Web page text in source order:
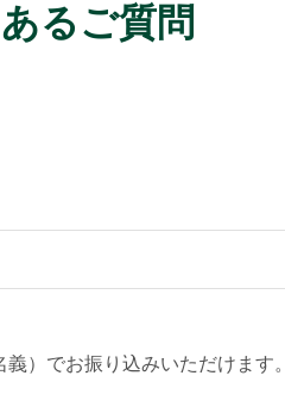
るご質問
）でお振り込みいただけます。